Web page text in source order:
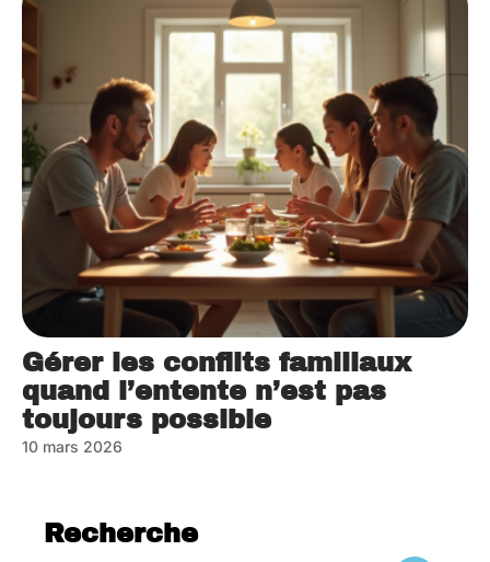
Gérer les conflits familiaux
quand l’entente n’est pas
toujours possible
10 mars 2026
Recherche